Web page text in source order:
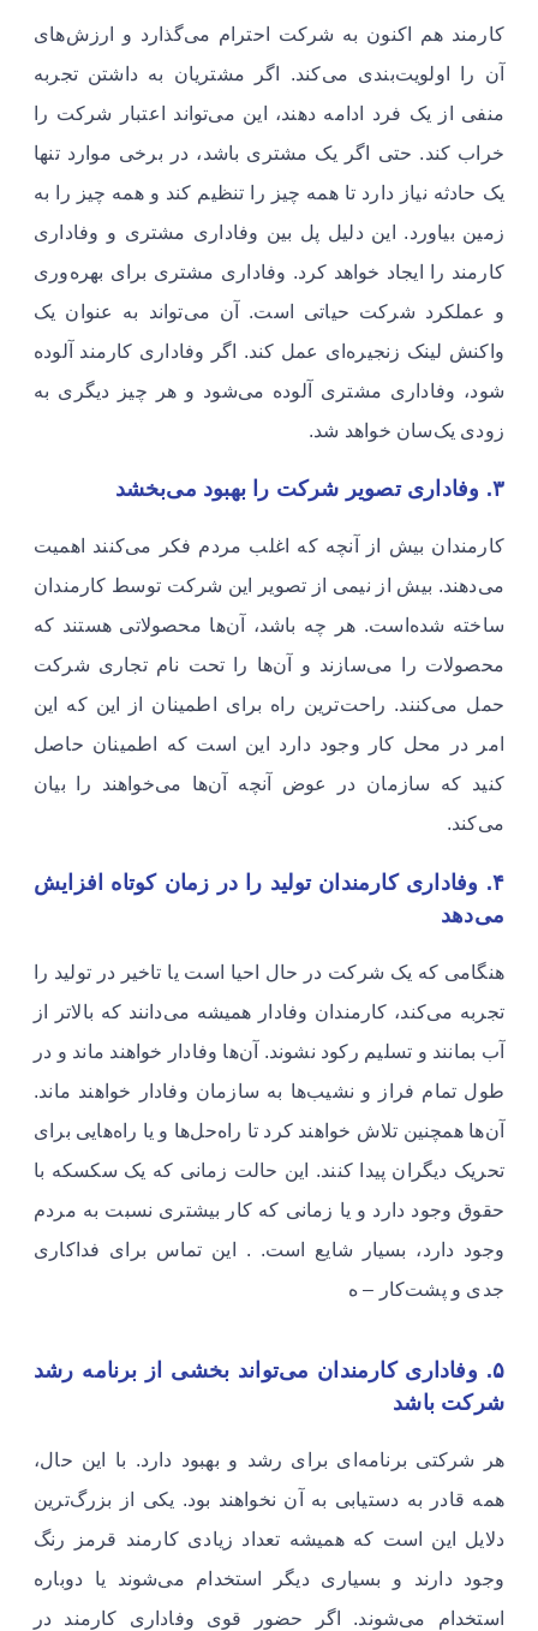
کارمند هم اکنون به شرکت احترام می‌گذارد و ارزش‌های
آن را اولویت‌بندی می‌کند. اگر مشتریان به داشتن تجربه
منفی از یک فرد ادامه دهند، این می‌تواند اعتبار شرکت را
خراب کند. حتی اگر یک مشتری باشد، در برخی موارد تنها
یک حادثه نیاز دارد تا همه چیز را تنظیم کند و همه چیز را به
زمین بیاورد. این دلیل پل بین وفاداری مشتری و وفاداری
کارمند را ایجاد خواهد کرد. وفاداری مشتری برای بهره‌وری
و عملکرد شرکت حیاتی است. آن می‌تواند به عنوان یک
واکنش لینک زنجیره‌ای عمل کند. اگر وفاداری کارمند آلوده
شود، وفاداری مشتری آلوده می‌شود و هر چیز دیگری به
زودی یک‌سان خواهد شد. ​
۳. وفاداری تصویر شرکت را بهبود می‌بخشد
​​​​​​​​کارمندان بیش از آنچه که اغلب مردم فکر می‌کنند اهمیت
می‌دهند. بیش از نیمی از تصویر این شرکت توسط کارمندان
ساخته شده‌است. هر چه باشد، آن‌ها محصولاتی هستند که
محصولات را می‌سازند و آن‌ها را تحت نام تجاری شرکت
حمل می‌کنند. راحت‌ترین راه برای اطمینان از این که این
امر در محل کار وجود دارد این است که اطمینان حاصل
کنید که سازمان در عوض آنچه آن‌ها می‌خواهند را بیان
می‌کند. ​
۴. وفاداری کارمندان تولید را در زمان کوتاه افزایش
می‌دهد
​​​​​​​هنگامی که یک شرکت در حال احیا است یا تاخیر در تولید را
تجربه می‌کند، کارمندان وفادار همیشه می‌دانند که بالاتر از
آب بمانند و تسلیم رکود نشوند. آن‌ها وفادار خواهند ماند و در
طول تمام فراز و نشیب‌ها به سازمان وفادار خواهند ماند.
آن‌ها همچنین تلاش خواهند کرد تا راه‌حل‌ها و یا راه‌هایی برای
تحریک دیگران پیدا کنند. این حالت زمانی که یک سکسکه با
حقوق وجود دارد و یا زمانی که کار بیشتری نسبت به مردم
وجود دارد، بسیار شایع است. . این تماس برای فداکاری
جدی و پشت‌کار – ه
۵. وفاداری کارمندان می‌تواند بخشی از برنامه رشد
شرکت باشد
​​​​​​​​هر شرکتی برنامه‌ای برای رشد و بهبود دارد. با این حال،
همه قادر به دستیابی به آن نخواهند بود. یکی از بزرگ‌ترین
دلایل این است که همیشه تعداد زیادی کارمند قرمز رنگ
وجود دارند و بسیاری دیگر استخدام می‌شوند یا دوباره
استخدام می‌شوند. اگر حضور قوی وفاداری کارمند در